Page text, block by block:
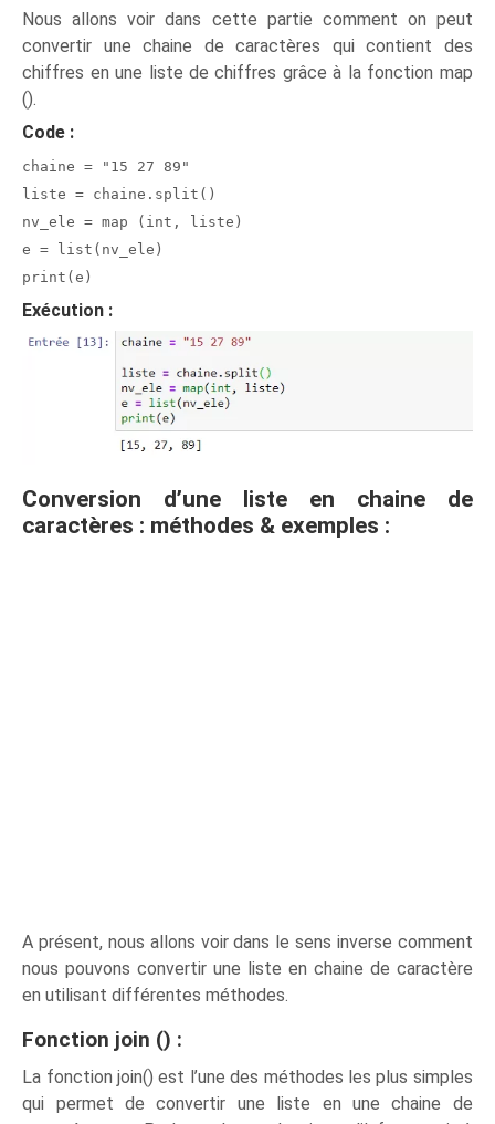
Nous allons voir dans cette partie comment on peut
convertir une chaine de caractères qui contient des
chiffres en une liste de chiffres grâce à la fonction map
().
Code :
chaine = "15 27 89"
liste = chaine.split()
nv_ele = map (int, liste)
e = list(nv_ele)
print(e)
Exécution :
Conversion d’une liste en chaine de
caractères : méthodes & exemples :
A présent, nous allons voir dans le sens inverse comment
nous pouvons convertir une liste en chaine de caractère
en utilisant différentes méthodes.
Fonction join () :
La fonction join() est l’une des méthodes les plus simples
qui permet de convertir une liste en une chaine de